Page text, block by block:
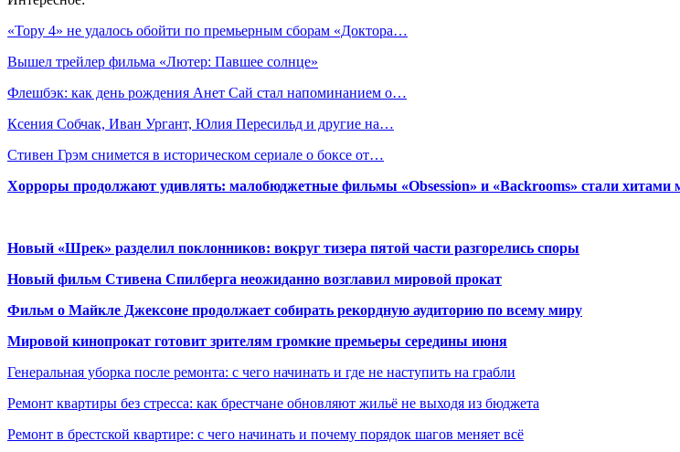
«Тору 4» не удалось обойти по премьерным сборам «Доктора…
Вышел трейлер фильма «Лютер: Павшее солнце»
Флешбэк: как день рождения Анет Сай стал напоминанием о…
Ксения Собчак, Иван Ургант, Юлия Пересильд и другие на…
Стивен Грэм снимется в историческом сериале о боксе от…
Хорроры продолжают удивлять: малобюджетные фильмы «Obsession» и «Backrooms» стали хитами
Новый «Шрек» разделил поклонников: вокруг тизера пятой части разгорелись споры
Новый фильм Стивена Спилберга неожиданно возглавил мировой прокат
Фильм о Майкле Джексоне продолжает собирать рекордную аудиторию по всему миру
Мировой кинопрокат готовит зрителям громкие премьеры середины июня
Генеральная уборка после ремонта: с чего начинать и где не наступить на грабли
Ремонт квартиры без стресса: как брестчане обновляют жильё не выходя из бюджета
Ремонт в брестской квартире: с чего начинать и почему порядок шагов меняет всё